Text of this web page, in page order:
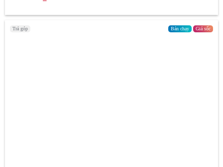
Bán chạy Giá sốc
Trả góp